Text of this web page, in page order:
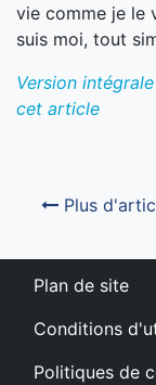
vie comme je le
suis moi, tout
Version
cet article
Plus
Plan de site
Conditions
Politiques de